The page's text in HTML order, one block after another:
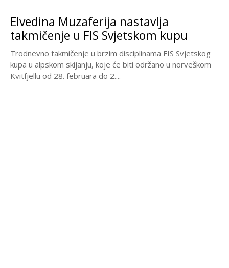
Elvedina Muzaferija nastavlja
takmičenje u FIS Svjetskom kupu
Trodnevno takmičenje u brzim disciplinama FIS Svjetskog
kupa u alpskom skijanju, koje će biti održano u norveškom
Kvitfjellu od 28. februara do 2....